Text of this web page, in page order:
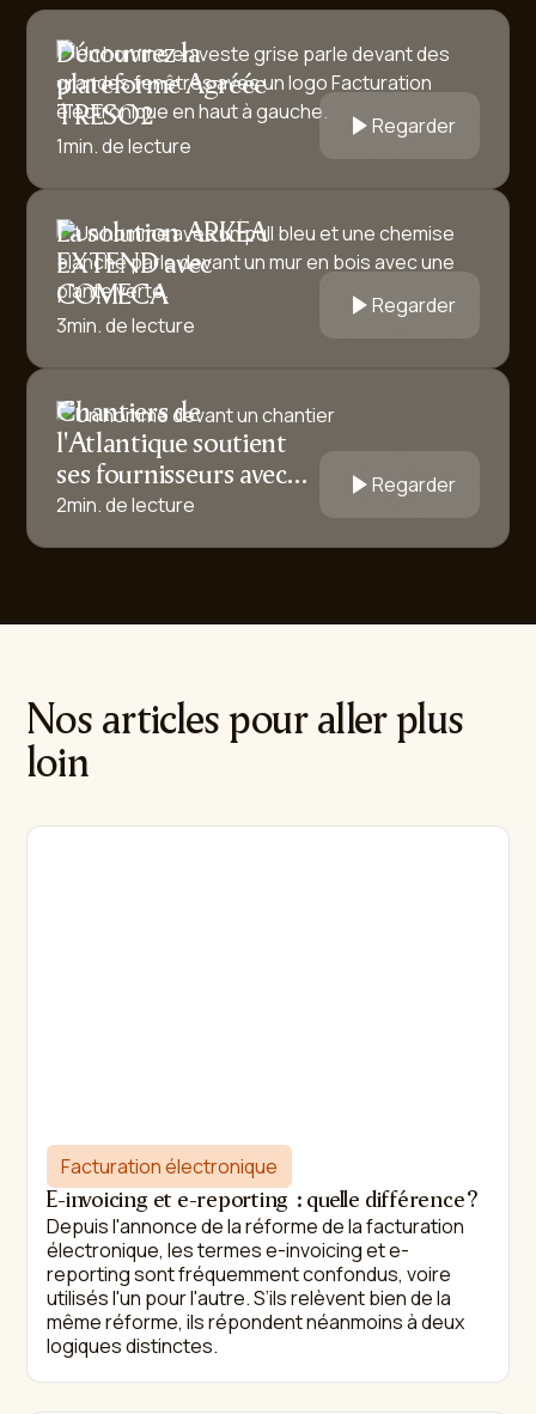
Découvrez la
plateforme Agréée
TRESO2
1min. de lecture
Regarder
La solution ARKÉA
EXTEND avec
COMECA
3min. de lecture
Regarder
Chantiers de
l'Atlantique soutient
ses fournisseurs avec
TRESO2 de Pytheas
2min. de lecture
Regarder
Nos articles pour aller plus
loin
Facturation électronique
E-invoicing et e-reporting : quelle différence ?
Depuis l'annonce de la réforme de la facturation
électronique, les termes e-invoicing et e-
reporting sont fréquemment confondus, voire
utilisés l'un pour l'autre. S’ils relèvent bien de la
même réforme, ils répondent néanmoins à deux
logiques distinctes.